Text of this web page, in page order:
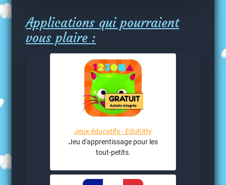
Applications qui pourraient
vous plaire :
Jeux éducatifs - EduKitty
Jeu d'apprentissage pour les
tout-petits.